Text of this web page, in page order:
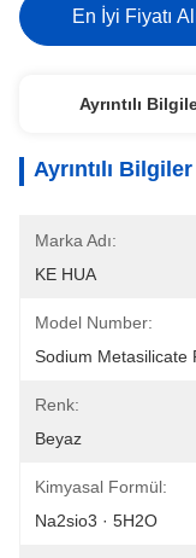
En İyi Fiyatı
Ayrıntılı
Ayrıntılı Bilgiler
Marka Adı:
KE HUA
Model Number:
Sodium Metasilicate
Renk:
Beyaz
Kimyasal Formül:
Na2sio3 · 5H2O